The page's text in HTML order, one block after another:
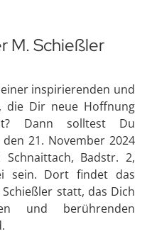
M. Schießler
inspirierenden und
die Dir neue Hoffnung
Dann solltest Du
21. November 2024
Badstr. 2,
sein. Dort findet das
statt, das Dich
und berührenden